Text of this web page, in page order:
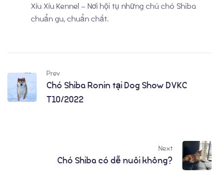
Xíu Xíu Kennel – Nơi hội tụ những chú chó Shiba
chuẩn gu, chuẩn chất.
Prev
Chó Shiba Ronin tại Dog Show DVKC
T10/2022
Next
Chó Shiba có dễ nuôi không?